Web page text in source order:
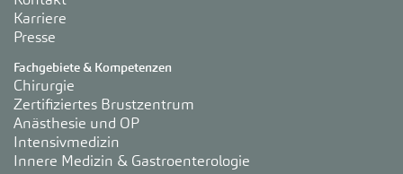
Karriere
Presse
Fachgebiete & Kompetenzen
Chirurgie
Zertifiziertes Brustzentrum
Anästhesie und OP
Intensivmedizin
Innere Medizin & Gastroenterologie